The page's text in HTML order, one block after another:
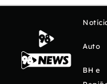
Auto
BH e